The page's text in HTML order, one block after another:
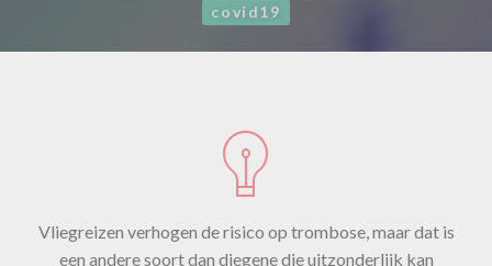
covid19
Vliegreizen verhogen de risico op trombose, maar dat is
een andere soort dan diegene die uitzonderlijk kan